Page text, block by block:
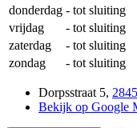
donderdag - tot sluiting
vrijdag
- tot sluiting
zaterdag
- tot sluiting
zondag
- tot sluiting
Dorpsstraat 5,
Bekijk op Google